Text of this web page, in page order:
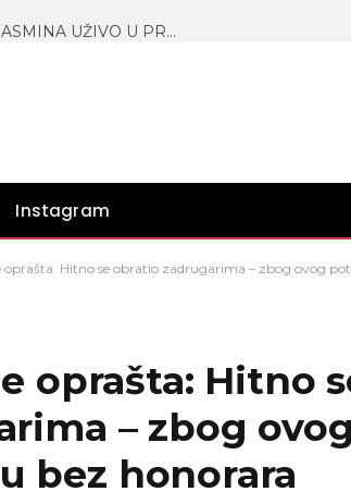
BRUTALNO SUOČAVANJE MUSTAFE I ASMINA UŽIVO U PROGRAMU: Isplivale NAJPRLJAVIJE tajne porodice Durdžić, Maja napravila RASKOL!
Instagram
oprašta: Hitno se obratio zadrugarima – zbog ovog
oprašta: Hitno
– zbog
bez honorara